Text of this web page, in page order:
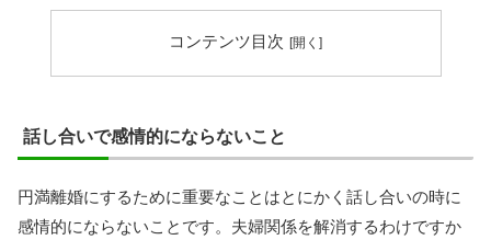
コンテンツ目次
話し合いで感情的にならないこと
円満離婚にするために重要なことはとにかく話し合いの時に
感情的にならないことです。夫婦関係を解消するわけですか